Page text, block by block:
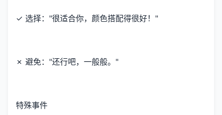
✓ 选择："很适合你，颜色搭配得很好！"
✗ 避免："还行吧，一般般。"
特殊事件